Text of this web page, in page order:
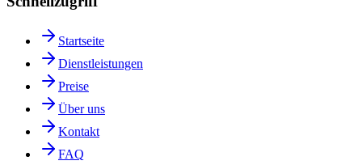
Startseite
Dienstleistungen
Preise
Über uns
Kontakt
FAQ